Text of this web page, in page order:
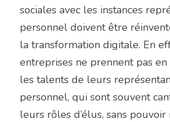
sociales avec les instances
personnel doivent être
la transformation digitale. En
entreprises ne prennent pas
les talents de leurs
personnel, qui sont souvent
leurs rôles d’élus, sans